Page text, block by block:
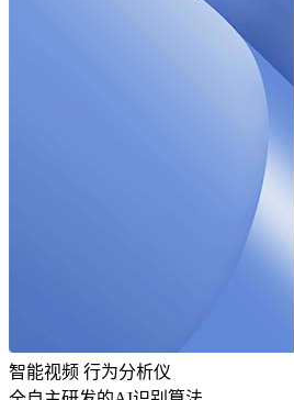
智能视频 行为分析仪